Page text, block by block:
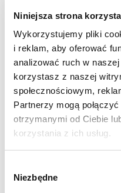
Niniejsza strona
Wykorzystujemy pliki
i reklam, aby oferować
analizować ruch w
korzystasz z naszej
społecznościowym,
Partnerzy mogą
otrzymanymi od Ciebie
korzystania z ich usług.
zgody
Niezbędne
Długość 1 sztuki: 250 m
Średnica jednej rolki: 28
Perforacja: 25 cm
Ilość sztuk w
oleje i smary »,kamień i
plamy po żywności i
powierzchnia do
rodzaj czyszczenia:
typ czyszczenia:
rodzaj obiektu do
kempingowe, kampery,
»,maszyny rolnicze »,
samochody osobowe i
magazyny »,części
obory i hale udojowe »
PRODUKTY
BESTSELLER